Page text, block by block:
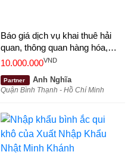
Báo giá dịch vụ khai thuê hải
quan, thông quan hàng hóa,
vận chuyển hàng từ cảng về
10.000.000VND
Partner Anh Nghĩa
Quận Bình Thạnh - Hồ Chí Minh